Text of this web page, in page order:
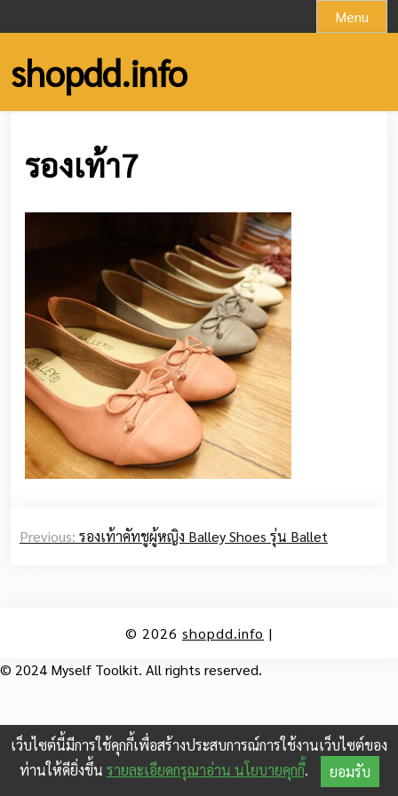
to
content
Menu
shopdd.info
รองเท้า7
navigation
Previous: รองเท้าคัทชูผู้หญิง Balley Shoes รุ่น Ballet
© 2026 shopdd.info |
© 2024 Myself Toolkit. All rights reserved.
เว็บไซต์นี้มีการใช้คุกกี้เพื่อสร้างประสบการณ์การใช้งานเว็บไซต์ของ
ท่านให้ดียิ่งขึ้น รายละเอียดกรุณาอ่าน นโยบายคุกกี้. ยอมรับ